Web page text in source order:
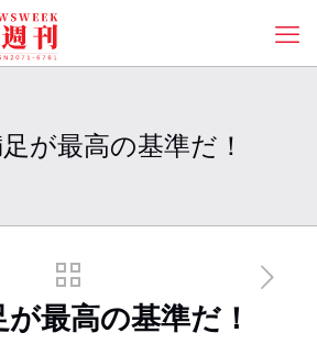
が最高の基準だ！
最高の基準だ！